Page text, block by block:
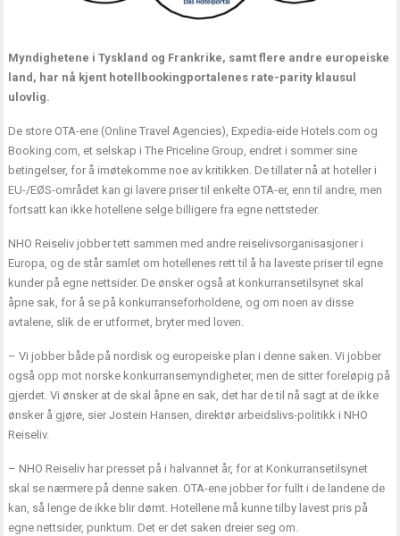
Myndighetene i Tyskland og Frankrike, samt flere andre europeiske
land, har nå kjent hotellbookingportalenes rate-parity klausul
ulovlig.
De store OTA-ene (Online Travel Agencies), Expedia-eide Hotels.com og
Booking.com, et selskap i The Priceline Group, endret i sommer sine
betingelser, for å imøtekomme noe av kritikken. De tillater nå at hoteller i
EU-/EØS-området kan gi lavere priser til enkelte OTA-er, enn til andre, men
fortsatt kan ikke hotellene selge billigere fra egne nettsteder.
NHO Reiseliv jobber tett sammen med andre reiselivsorganisasjoner i
Europa, og de står samlet om hotellenes rett til å ha laveste priser til egne
kunder på egne nettsider. De ønsker også at konkurransetilsynet skal
åpne sak, for å se på konkurranseforholdene, og om noen av disse
avtalene, slik de er utformet, bryter med loven.
– Vi jobber både på nordisk og europeiske plan i denne saken. Vi jobber
også opp mot norske konkurransemyndigheter, men de sitter foreløpig på
gjerdet. Vi ønsker at de skal åpne en sak, det har de til nå sagt at de ikke
ønsker å gjøre, sier Jostein Hansen, direktør arbeidslivs-politikk i NHO
Reiseliv.
– NHO Reiseliv har presset på i halvannet år, for at Konkurransetilsynet
skal se nærmere på denne saken. OTA-ene jobber for fullt i de landene de
kan, så lenge de ikke blir dømt. Hotellene må kunne tilby lavest pris på
egne nettsider, punktum. Det er det saken dreier seg om.